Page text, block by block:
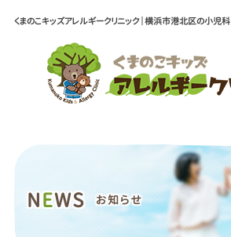
くまのこキッズアレルギークリニック｜横浜市港北区の小児科
NEWS お知らせ